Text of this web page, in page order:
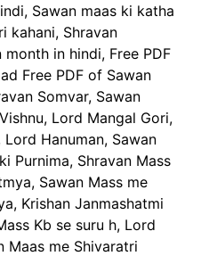
Sawan maas ki katha
kahani, Shravan
in hindi, Free PDF
Free PDF of Sawan
Somvar, Sawan
Lord Mangal Gori,
Hanuman, Sawan
Purnima, Shravan Mass
Sawan Mass me
Krishan Janmashatmi
Kb se suru h, Lord
Maas me Shivaratri